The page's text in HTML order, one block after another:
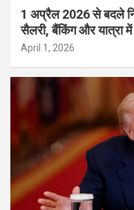
1 अप्रैल 2026 से बदले
सैलरी, बैंकिंग और यात्रा
April 1, 2026